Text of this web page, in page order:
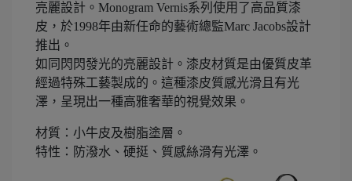
亮麗設計。Monogram Vernis系列使用了高品質漆
皮，於1998年由新任命的藝術總監Marc Jacobs設計
推出。
如同閃閃發光的亮麗設計。漆皮材質是由優質皮革
經過特殊工藝製成的。這種漆皮質感光滑且有光
澤，呈現出一種高雅奢華的視覺效果。
材質：小牛皮及樹脂塗層。
特性：防潑水、硬挺、質感絲滑有光澤。